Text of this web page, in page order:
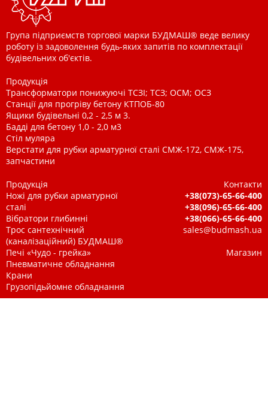
Група підприємств торгової марки БУДМАШ® веде велику
роботу із задоволення будь-яких запитів по комплектації
будівельних об'єктів.
Продукція
Трансформатори понижуючі ТСЗІ; ТСЗ; ОСМ; ОСЗ
Станції для прогріву бетону КТПОБ-80
Ящики будівельні 0,2 - 2,5 м 3.
Бадді для бетону 1,0 - 2,0 м3
Стіл муляра
Верстати для рубки арматурної сталі СМЖ-172, СМЖ-175,
запчастини
Продукція
Ножі для рубки арматурної
сталі
Вібратори глибинні
Трос сантехнічний
(каналізаційний) БУДМАШ®
Печі «Чудо - грейка»
Пневматичне обладнання
Крани
Грузопідьйомне обладнання
Контакти
+38(073)-65-66-400
+38(096)-65-66-400
+38(066)-65-66-400
sales@budmash.ua
Магазин